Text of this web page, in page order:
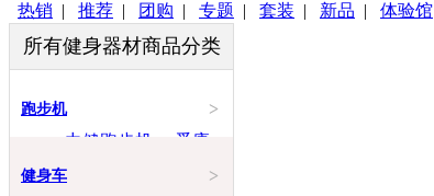
热销 | 推荐 | 团购 | 专题 | 套装 | 新品 | 体验馆
所有健身器材商品分类
跑步机
>
力健跑步机
爱康
奇BH跑步机
健身车
>